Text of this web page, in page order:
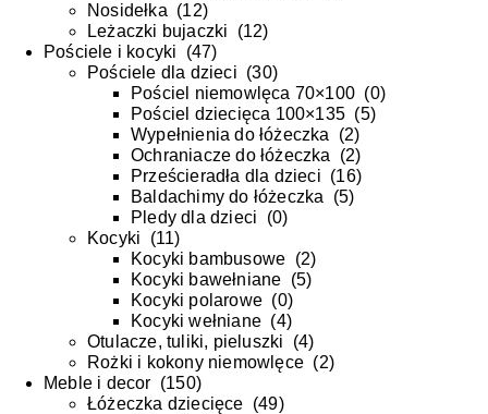
Nosidełka (12)
Leżaczki bujaczki (12)
Pościele i kocyki (47)
Pościele dla dzieci (30)
Pościel niemowlęca 70×100 (0)
Pościel dziecięca 100×135 (5)
Wypełnienia do łóżeczka (2)
Ochraniacze do łóżeczka (2)
Prześcieradła dla dzieci (16)
Baldachimy do łóżeczka (5)
Pledy dla dzieci (0)
Kocyki (11)
Kocyki bambusowe (2)
Kocyki bawełniane (5)
Kocyki polarowe (0)
Kocyki wełniane (4)
Otulacze, tuliki, pieluszki (4)
Rożki i kokony niemowlęce (2)
Meble i decor (150)
Łóżeczka dziecięce (49)